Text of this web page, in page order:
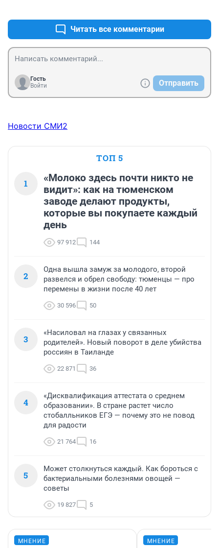
шишки на рабочих и мелкий народ))
Читать все комментарии
Гость
Войти
Отправить
Новости СМИ2
ТОП 5
1
«Молоко здесь почти никто не
видит»: как на тюменском
заводе делают продукты,
которые вы покупаете каждый
день
97 912 144
2
Одна вышла замуж за молодого, второй
развелся и обрел свободу: тюменцы — про
перемены в жизни после 40 лет
30 596 50
3
«Насиловал на глазах у связанных
родителей». Новый поворот в деле убийства
россиян в Таиланде
22 871 36
4
«Дисквалификация аттестата о среднем
образовании». В стране растет число
стобалльников ЕГЭ — почему это не повод
для радости
21 764 16
5
Может столкнуться каждый. Как бороться с
бактериальными болезнями овощей —
советы
19 827 5
МНЕНИЕ МНЕНИЕ